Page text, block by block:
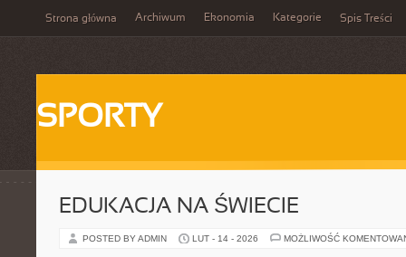
Strona główna Archiwum Ekonomia Kategorie Spis Treści
SPORTY
EDUKACJA NA ŚWIECIE
POSTED BY ADMIN LUT - 14 - 2026 MOŻLIWOŚĆ